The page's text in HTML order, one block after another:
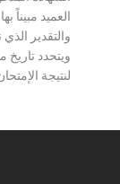
العميد مبيناً
والتقدير الذي
ويتحدد تاريخ
لنتيجة